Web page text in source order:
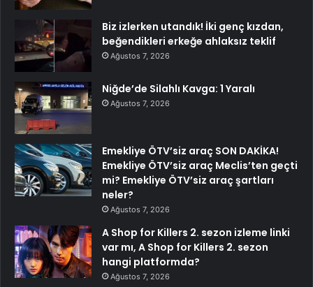
Biz izlerken utandık! İki genç kızdan,
beğendikleri erkeğe ahlaksız teklif
Ağustos 7, 2026
Niğde’de Silahlı Kavga: 1 Yaralı
Ağustos 7, 2026
Emekliye ÖTV’siz araç SON DAKİKA!
Emekliye ÖTV’siz araç Meclis’ten geçti
mi? Emekliye ÖTV’siz araç şartları
neler?
Ağustos 7, 2026
A Shop for Killers 2. sezon izleme linki
var mı, A Shop for Killers 2. sezon
hangi platformda?
Ağustos 7, 2026